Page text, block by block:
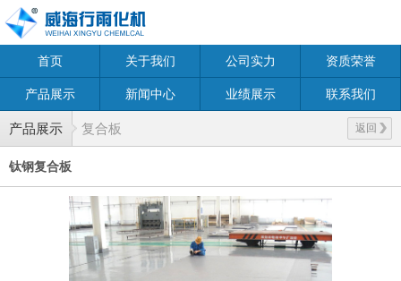
首页 关于我们 公司实力 资质荣誉
产品展示 新闻中心 业绩展示 联系我们
产品展示 返回
复合板
钛钢复合板